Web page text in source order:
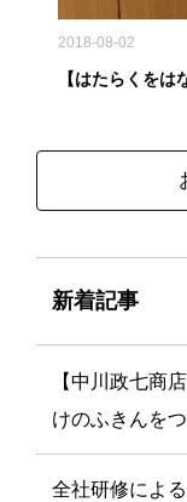
2018-08-02
【はたらくを
新着記事
【中川政七商
けのふきんをつ
全社研修によ